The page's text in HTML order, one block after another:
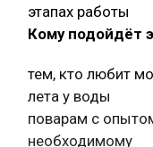
этапах работы
Кому подойдёт
тем, кто любит
лета у воды
поварам с
необходимому